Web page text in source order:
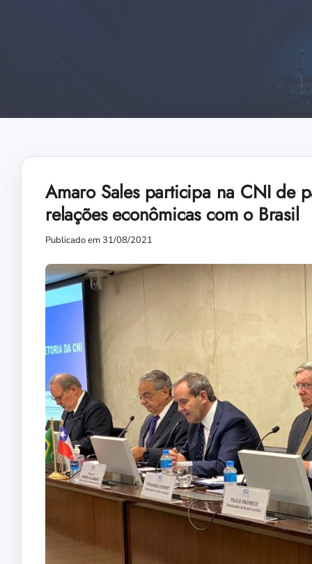
Amaro Sales participa na CNI de
relações econômicas com o Brasil
Publicado em 31/08/2021